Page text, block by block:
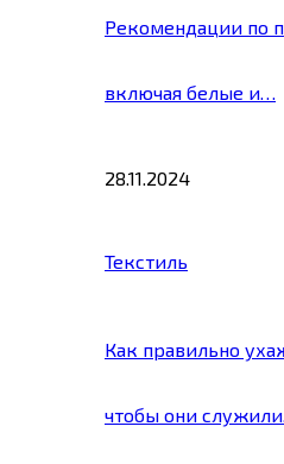
Рекомендации по
включая белые и…
28.11.2024
Текстиль
Как правильно
чтобы они